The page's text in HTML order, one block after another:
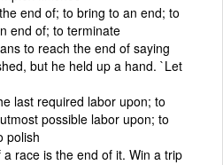
end of; to bring to an end; to
end of; to terminate
to reach the end of saying
but he held up a hand. `Let
last required labor upon; to
possible labor upon; to
polish
race is the end of it. Win a trip